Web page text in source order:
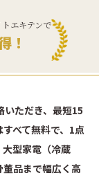
エキテンで
！
いただき、最短15
べて無料で、1点
型家電（冷蔵
品まで幅広く高